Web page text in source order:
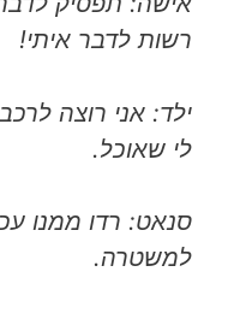
רשות לדבר איתי!
ילד: אני רוצה
לי שאוכל.
סנאט: רדו ממנו
למשטרה.